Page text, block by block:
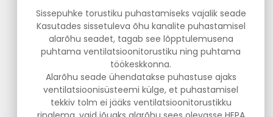
Sissepuhke torustiku puhastamiseks vajalik seade
Kasutades sissetuleva õhu kanalite puhastamisel
alarõhu seadet, tagab see lõpptulemusena
puhtama ventilatsioonitorustiku ning puhtama
töökeskkonna.
Alarõhu seade ühendatakse puhastuse ajaks
ventilatsioonisüsteemi külge, et puhastamisel
tekkiv tolm ei jääks ventilatsioonitorustikku